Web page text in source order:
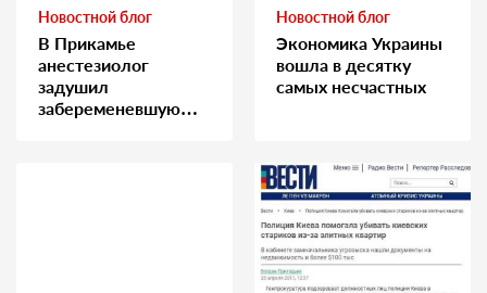
Новостной блог
В Прикамье
анестезиолог
задушил
забеременевшую
Новостной блог
Экономика Украины
вошла в десятку
самых несчастных